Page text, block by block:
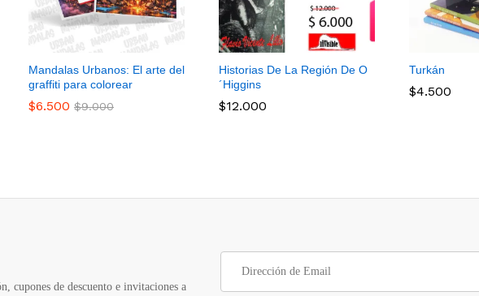
Mandalas Urbanos: El arte del
graffiti para colorear
$6.500 $9.000
Historias De La Región De O
´Higgins
$12.000
Turkán
$4.500
cupones de descuento e invitaciones a